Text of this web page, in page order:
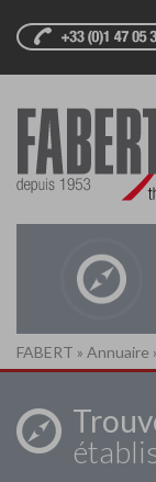
FABERT » Annuaire